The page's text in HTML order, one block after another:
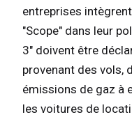
entreprises
"Scope" dans leur
3" doivent être
provenant des vols,
émissions de gaz à
les voitures de